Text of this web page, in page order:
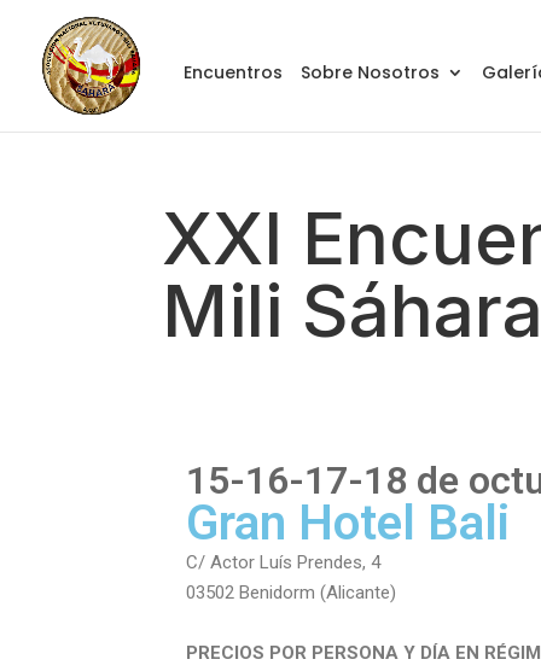
Encuentros Sobre Nosotros
XXI
Mili
15-16-17-18 de
Gran Hotel Bali
C/ Actor Luís Prendes, 4
03502 Benidorm (Alicante)
PRECIOS POR PERSONA Y DÍA EN